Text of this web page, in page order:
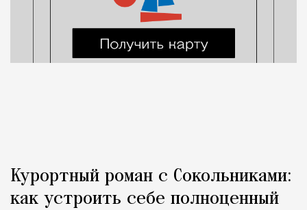
Курортный роман с Сокольниками:
как устроить себе полноценный